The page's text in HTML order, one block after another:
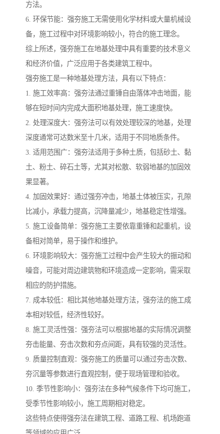
方法。
6. 环保节能：强夯施工无需使用化学材料或大量机械设
备，施工过程中对环境影响较小，符合的施工理念。
综上所述，强夯施工在地基处理中具有重要的技术意义
和经济价值，广泛应用于各类建筑工程中。
强夯施工是一种地基处理方法，具有以下特点：
1. 施工效率高：强夯法通过重锤自由落体冲击地面，能
够在短时间内完成大面积地基处理，施工速度快。
2. 处理深度大：强夯法可以有效处理较深的地基，处理
深度通常可达数米至十几米，适用于不同地质条件。
3. 适用范围广：强夯法适用于多种土质，包括砂土、黏
土、粉土、碎石土等，尤其对松散、软弱地基的加固效
果显著。
4. 加固效果好：通过强夯冲击，地基土体被压实，孔隙
比减小，承载力提高，沉降量减少，地基稳定性增强。
5. 施工设备简单：强夯施工主要依靠重锤和起重机，设
备相对简单，易于操作和维护。
6. 环境影响较大：强夯施工过程中会产生较大的振动和
噪音，可能对周边建筑物和环境造成一定影响，需采取
相应的防护措施。
7. 成本较低：相比其他地基处理方法，强夯法的施工成
本相对较低，经济性较好。
8. 施工灵活性强：强夯法可以根据地基的实际情况调整
夯击能量、夯击次数和夯点间距，具有较强的灵活性。
9. 质量控制直观：强夯施工的质量可以通过夯击次数、
夯沉量等参数进行直观控制，便于现场管理和验收。
10. 季节性影响小：强夯法在多种气候条件下均可施工，
受季节性影响较小，施工周期相对稳定。
这些特点使得强夯法在建筑工程、道路工程、机场跑道